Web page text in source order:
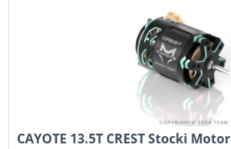
CAYOTE 13.5T CREST Stocki Motor